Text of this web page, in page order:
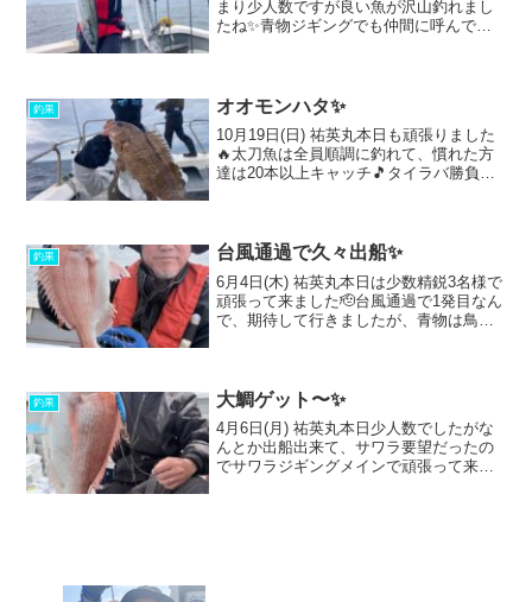
まり少人数ですが良い魚が沢山釣れまし
たね✨青物ジギングでも仲間に呼んでも
チ！サバ...
釣果 オオモンハタ✨
10月19日(日) 祐英丸本日も頑張りました
🔥太刀魚は全員順調に釣れて、慣れた方
達は20本以上キャッチ🎵タイラバ勝負で
チ、シイラ...
釣果 台風通過で久々出船✨
6月4日(木) 祐英丸本日は少数精鋭3名様で
頑張って来ました🫡台風通過で1発目なん
で、期待して行きましたが、青物は鳥は
けは居ませんでし...
釣果 大鯛ゲット〜✨
4月6日(月) 祐英丸本日少人数でしたがな
んとか出船出来て、サワラ要望だったの
でサワラジギングメインで頑張って来ま